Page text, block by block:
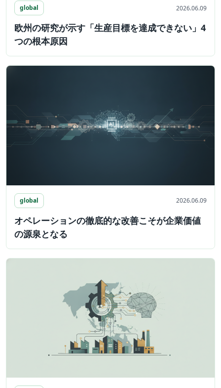
global 2026.06.09
欧州の研究が示す「生産目標を達成できない」4
つの根本原因
global 2026.06.09
オペレーションの徹底的な改善こそが企業価値
の源泉となる